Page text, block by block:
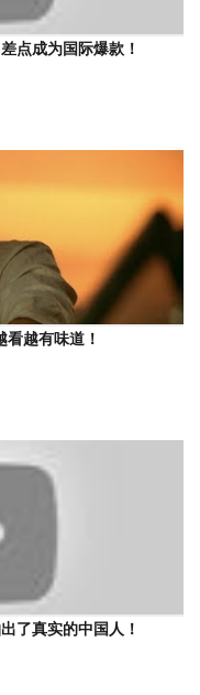
点成为国际爆款！
看越有味道！
了真实的中国人！